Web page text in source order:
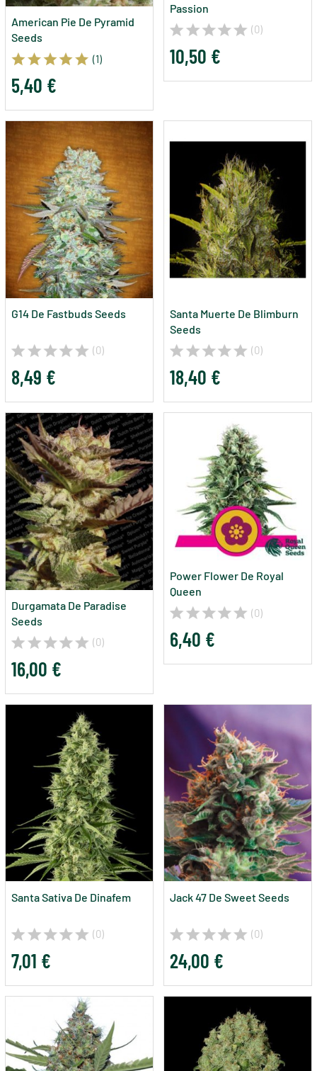
American Pie De Pyramid
Seeds
(1)
5,40 €
Passion
(0)
10,50 €
G14 De Fastbuds Seeds
(0)
8,49 €
Santa Muerte De Blimburn
Seeds
(0)
18,40 €
Durgamata De Paradise
Seeds
(0)
16,00 €
Power Flower De Royal
Queen
(0)
6,40 €
Santa Sativa De Dinafem
(0)
7,01 €
Jack 47 De Sweet Seeds
(0)
24,00 €